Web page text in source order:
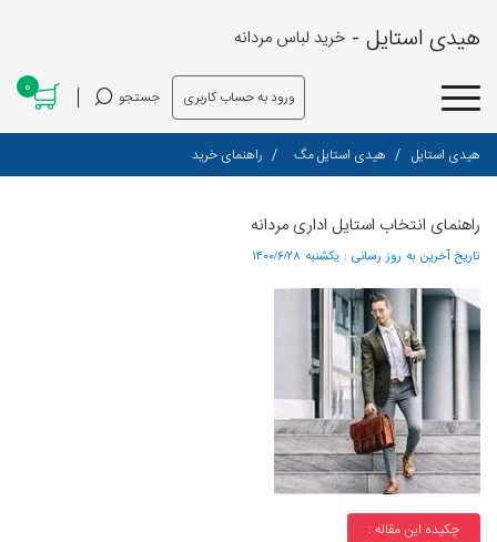
هیدی استایل - خرید لباس مردانه
ورود به حساب کاربری جستجو 0
هیدی استایل هیدی استایل مگ راهنمای خرید
راهنمای انتخاب استایل اداری مردانه
تاریخ آخرین به روز رسانی : ۱۴۰۰/۶/۲۸ یکشنبه
چکیده این مقاله :